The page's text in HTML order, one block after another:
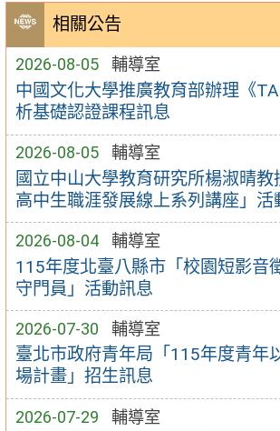
相關公告
2026-08-05 輔導室
中國文化大學推廣教育部辦理《
析基礎認證課程訊息
2026-08-05 輔導室
國立中山大學教育研究所楊淑晴教
高中生職涯發展線上系列講座」活
2026-08-04 輔導室
115年度北臺八縣市「校園短影音
守門員」活動訊息
2026-07-30 輔導室
臺北市政府青年局「115年度青年
場計畫」招生訊息
2026-07-29 輔導室